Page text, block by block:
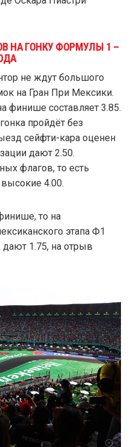
НА ГОНКУ ФОРМУЛЫ 1 –
не ждут большого
на Гран При Мексики.
финише составляет 3.85.
пройдёт без
сейфти-кара оценен
дают 2.50.
флагов, то есть
высокие 4.00.
то на
этапа Ф1
1.75, на отрыв